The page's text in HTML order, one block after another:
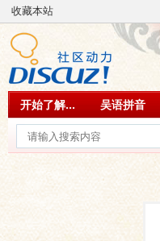
收藏本站
开始了解... 吴语拼音